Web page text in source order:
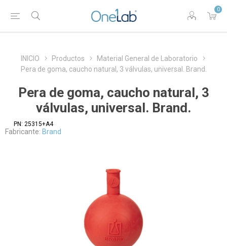
0
INICIO Productos
Material General de Laboratorio
Pera de goma, caucho natural, 3 válvulas, universal. Brand.
Pera de goma, caucho natural, 3
válvulas, universal. Brand.
PN: 25315+A4
Fabricante: Brand